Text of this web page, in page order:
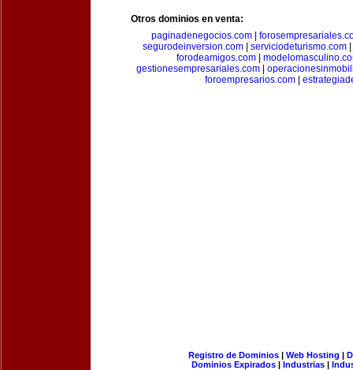
Otros dominios en venta:
paginadenegocios.com
segurodeinversion.com| serviciodeturismo.com|
forodeamigos.com
gestionesempresariales.com
foroempresarios.com
Registro de Dominios| Web Hosting |
Dominios Expirados | Industrias |